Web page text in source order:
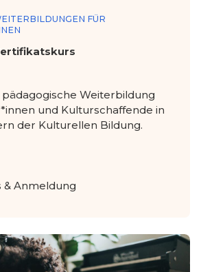
FÜR
Weiterbildung
und Kulturschaffende in
der Kulturellen Bildung.
& Anmeldung